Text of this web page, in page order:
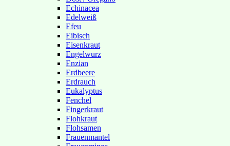
Echinacea
Edelweiß
Efeu
Eibisch
Eisenkraut
Engelwurz
Enzian
Erdbeere
Erdrauch
Eukalyptus
Fenchel
Fingerkraut
Flohkraut
Flohsamen
Frauenmantel